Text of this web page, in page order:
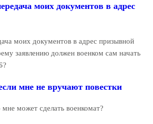
моих документов в адрес
моих документов в адрес призывной
заявлению должен военком сам начать
мне не вручают повестки
может сделать военкомат?